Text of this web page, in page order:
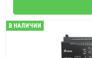
В НАЛИЧИИ